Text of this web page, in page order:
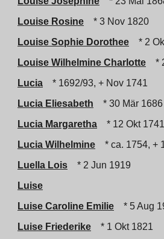
Louise Rosine
* 3 Nov 1820
Louise Sophie Dorothee
* 2
Louise Wilhelmine Charlotte
*
Lucia
* 1692/93, + Nov 1741
Lucia Eliesabeth
* 30 Mär 1686
Lucia Margaretha
* 12 Okt 1741
Lucia Wilhelmine
* ca. 1754, +
Luella Lois
* 2 Jun 1919
Luise
Luise Caroline Emilie
* 5 Aug
Luise Friederike
* 1 Okt 1821